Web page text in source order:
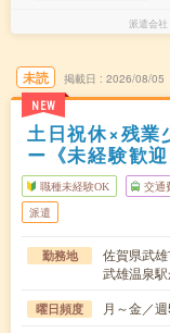
派遣会社
未読
NEW
掲載日 2026/08/05
土日祝休×残業
ー《未経験歓
職種未経験OK 交通
派遣
勤務地
佐賀県武
武雄温泉
曜日頻度 月～金／